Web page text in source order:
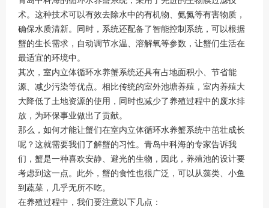
术。这种技术可以有效去除水中的有机物、氨氮等有害物质，
确保水质清新。同时，系统还配备了智能控制系统，可以根据
蟹的生长需求，自动调节水温、溶解氧等参数，让蟹们生活在
最适宜的环境中。
其次，室内立体循环水养蟹系统还具有占地面积小、节省能
源、减少污染等优点。相比传统的室外池塘养殖，室内养殖大
大降低了土地资源的使用，同时也减少了养殖过程中的废水排
放，为环保事业做出了贡献。
那么，如何才能让蟹们在室内立体循环水养蟹系统中茁壮成长
呢？这就需要我们了解蟹的习性。青岛中科海的专家告诉我
们，蟹是一种喜欢安静、避光的生物，因此，养殖池的设计要
考虑到这一点。此外，蟹的食性也很广泛，可以从藻类、小鱼
到蔬菜，几乎无所不吃。
在养殖过程中，我们要注意以下几点：